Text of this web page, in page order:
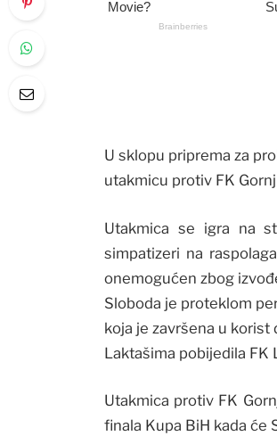
U sklopu priprema za
utakmicu protiv FK
Utakmica se igra na
simpatizeri na
onemogućen zbog
Sloboda je proteklom
koja je završena u
Laktašima pobijedila FK
Utakmica protiv FK
finala Kupa BiH kada će